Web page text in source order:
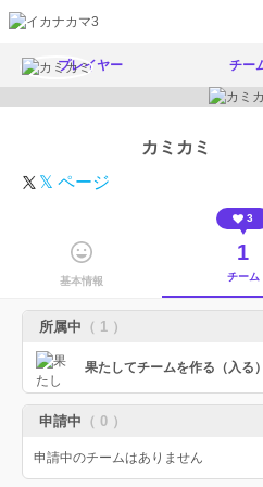
プレイヤー チー
カミカミ
𝕏 ページ
基本情報
3
1
チーム
所属中 （ 1 ）
申請中 （ 0 ）
申請中のチームはありません